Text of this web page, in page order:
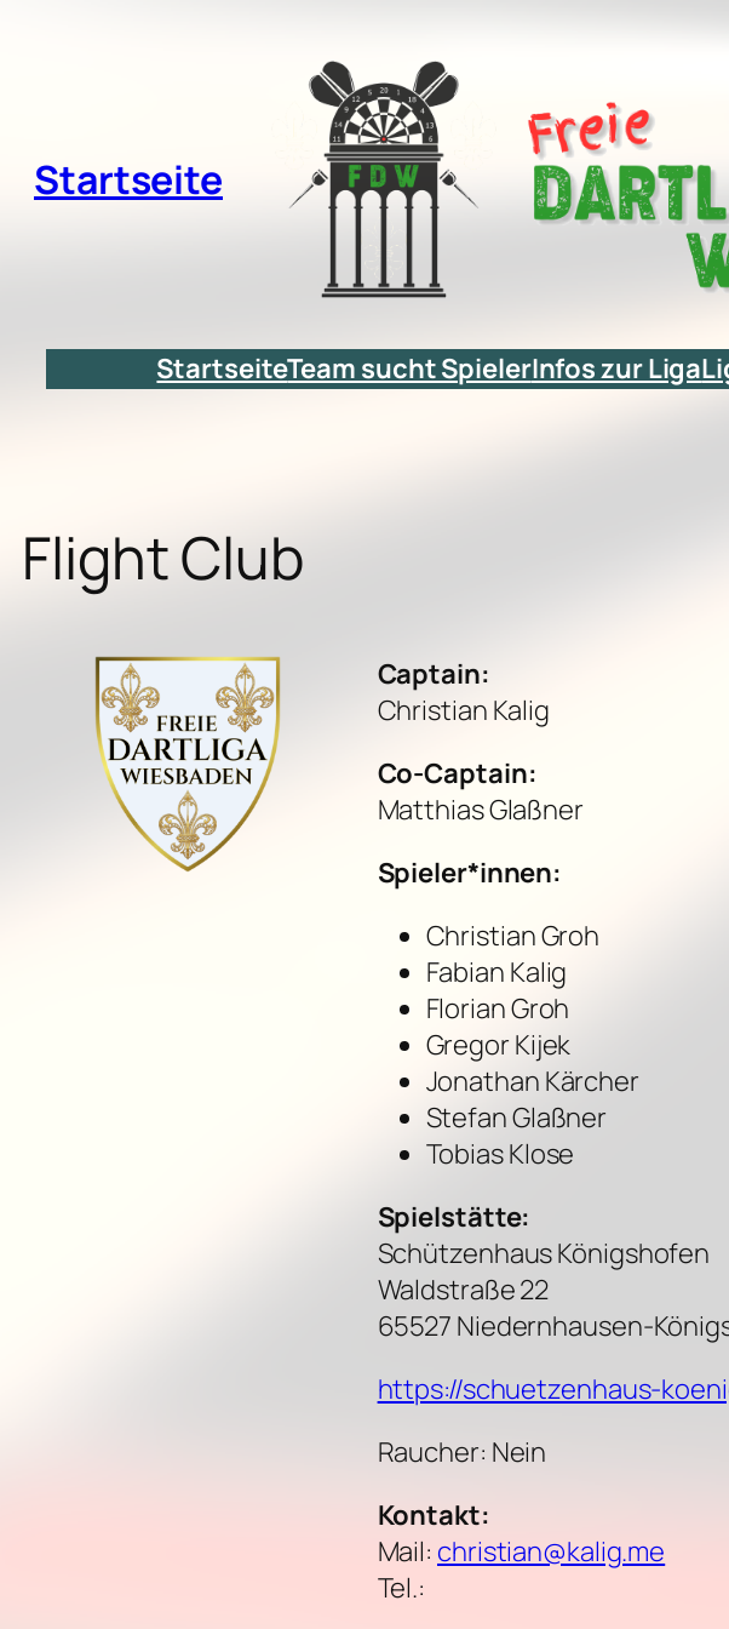
Startseite
StartseiteTeam sucht SpielerInfos zur Liga
Flight Club
Captain:
Christian Kalig
Co-Captain:
Matthias Glaßner
Spieler*innen:
Christian Groh
Fabian Kalig
Florian Groh
Gregor Kijek
Jonathan Kärcher
Stefan Glaßner
Tobias Klose
Spielstätte:
Schützenhaus Königshofen
Waldstraße 22
65527 Niedernhausen-
https://schuetzenhaus-
Raucher: Nein
Kontakt:
Mail: christian@kalig.me
Tel.: